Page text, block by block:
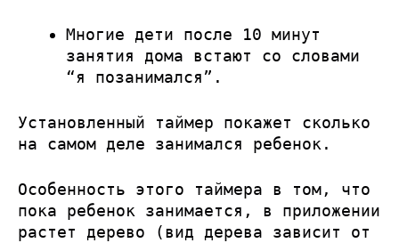
Многие дети после 10 минут
занятия дома встают со словами
“я позанимался”.
Установленный таймер покажет сколько
на самом деле занимался ребенок.
Особенность этого таймера в том, что
пока ребенок занимается, в приложении
растет дерево (вид дерева зависит от